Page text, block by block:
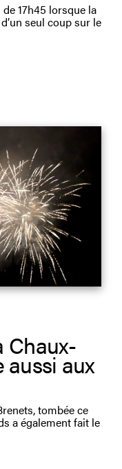
17h45 lorsque la
seul coup sur le
Chaux-
aussi aux
tombée ce
a également fait le